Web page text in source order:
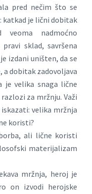
pred nečim što se
katkad je lični dobitak
nadmoćno
sklad, savršena
izdani uništen, da se
a dobitak zadovoljava
je velika snaga lične
za mržnju. Važi
velika mržnja
koristi?
ali lične koristi
materijalizam
mržnja, heroj je
on izvodi herojske